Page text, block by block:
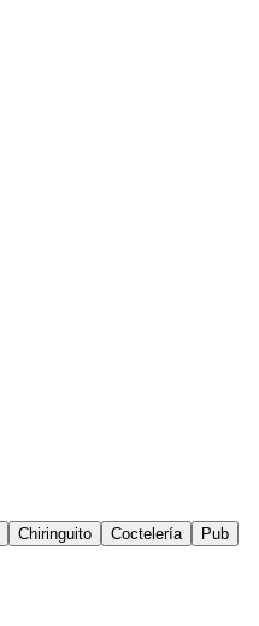
Chiringuito Coctelería
Pub